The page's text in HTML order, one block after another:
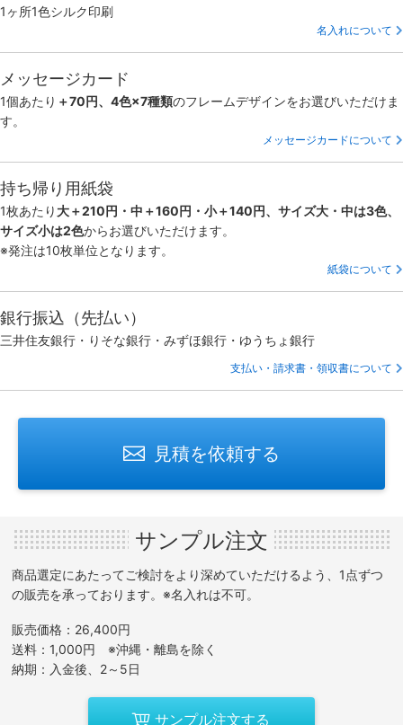
1ヶ所1色シルク印刷
名入れについて
メッセージカード
1個あたり ＋70円、4色×7種類のフレームデザインをお選びいただけま
す。
メッセージカードについて
持ち帰り用紙袋
1枚あたり 大＋210円・中＋160円・小＋140円、サイズ大・中は3色、
サイズ小は2色からお選びいただけます。
※発注は10枚単位となります。
紙袋について
銀行振込（先払い）
三井住友銀行・りそな銀行・みずほ銀行・ゆうちょ銀行
支払い・請求書・領収書について
見積を依頼する
サンプル注文
商品選定にあたってご検討をより深めていただけるよう、1点ずつ
の販売を承っております。※名入れは不可。
販売価格：26,400円
送料：1,000円 ※沖縄・離島を除く
納期：入金後、2～5日
サンプル注文する